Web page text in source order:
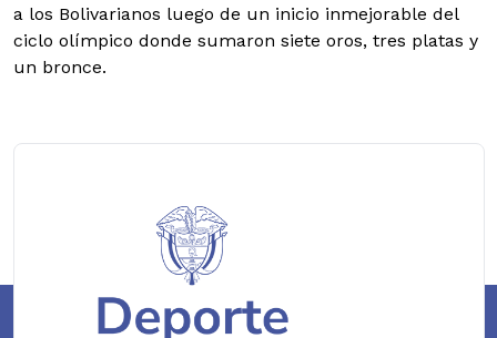
a los Bolivarianos luego de un inicio inmejorable del
ciclo olímpico donde sumaron siete oros, tres platas y
un bronce.